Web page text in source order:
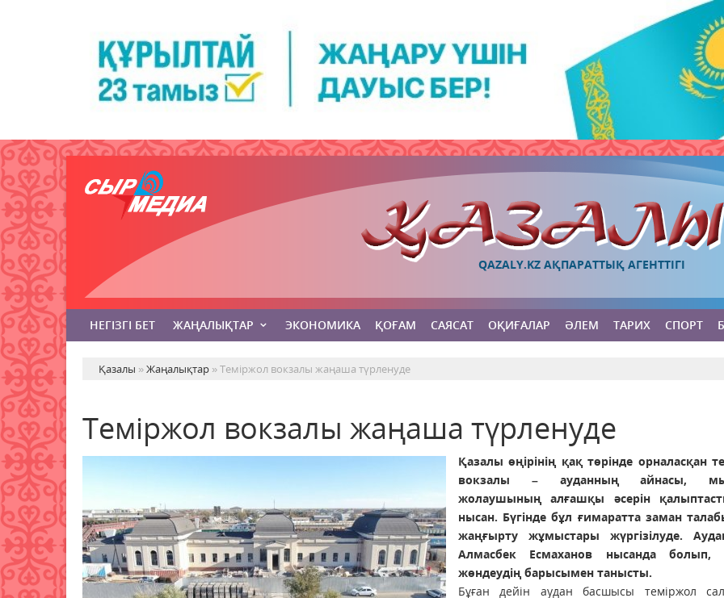
QAZALY.KZ АҚПАРАТТЫҚ АГЕНТТІГІ
НЕГІЗГІ БЕТ ЖАҢАЛЫҚТАР ЭКОНОМИКА ҚОҒАМ САЯСАТ ОҚИҒАЛАР ӘЛЕМ ТАРИХ СПОРТ
Қазалы »Жаңалықтар » Теміржол вокзалы жаңаша түрленуде
Теміржол вокзалы жаңаша түрленуде
Қазалы өңірінің қақ төрінде орналасқан
вокзалы – ауданның айнасы,
жолаушының алғашқы әсерін
нысан. Бүгінде бұл ғимаратта заман
жаңғырту жұмыстары жүргізілуде.
Алмасбек Есмаханов нысанда болып,
жөндеудің барысымен танысты.
Бұған дейін аудан басшысы теміржол